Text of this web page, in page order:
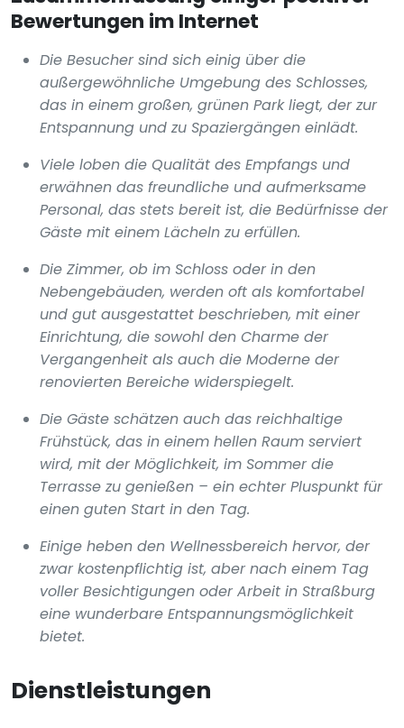
Bewertungen im Internet
Die Besucher sind sich einig über die
außergewöhnliche Umgebung des Schlosses,
das in einem großen, grünen Park liegt, der zur
Entspannung und zu Spaziergängen einlädt.
Viele loben die Qualität des Empfangs und
erwähnen das freundliche und aufmerksame
Personal, das stets bereit ist, die Bedürfnisse der
Gäste mit einem Lächeln zu erfüllen.
Die Zimmer, ob im Schloss oder in den
Nebengebäuden, werden oft als komfortabel
und gut ausgestattet beschrieben, mit einer
Einrichtung, die sowohl den Charme der
Vergangenheit als auch die Moderne der
renovierten Bereiche widerspiegelt.
Die Gäste schätzen auch das reichhaltige
Frühstück, das in einem hellen Raum serviert
wird, mit der Möglichkeit, im Sommer die
Terrasse zu genießen – ein echter Pluspunkt für
einen guten Start in den Tag.
Einige heben den Wellnessbereich hervor, der
zwar kostenpflichtig ist, aber nach einem Tag
voller Besichtigungen oder Arbeit in Straßburg
eine wunderbare Entspannungsmöglichkeit
bietet.
Dienstleistungen